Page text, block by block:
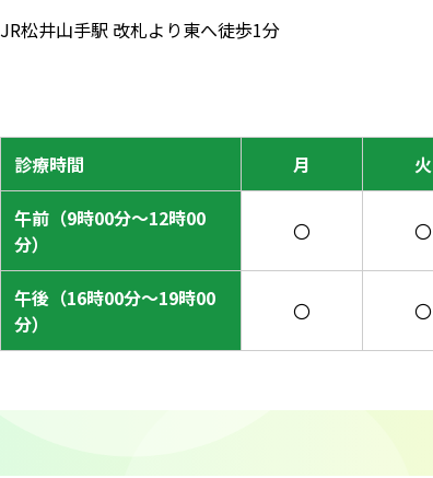
JR松井山手駅 改札より東へ徒歩1分
診療時間 月 火
午前（9時00分〜12時00
分）
〇 〇
午後（16時00分〜19時00
分）
〇 〇